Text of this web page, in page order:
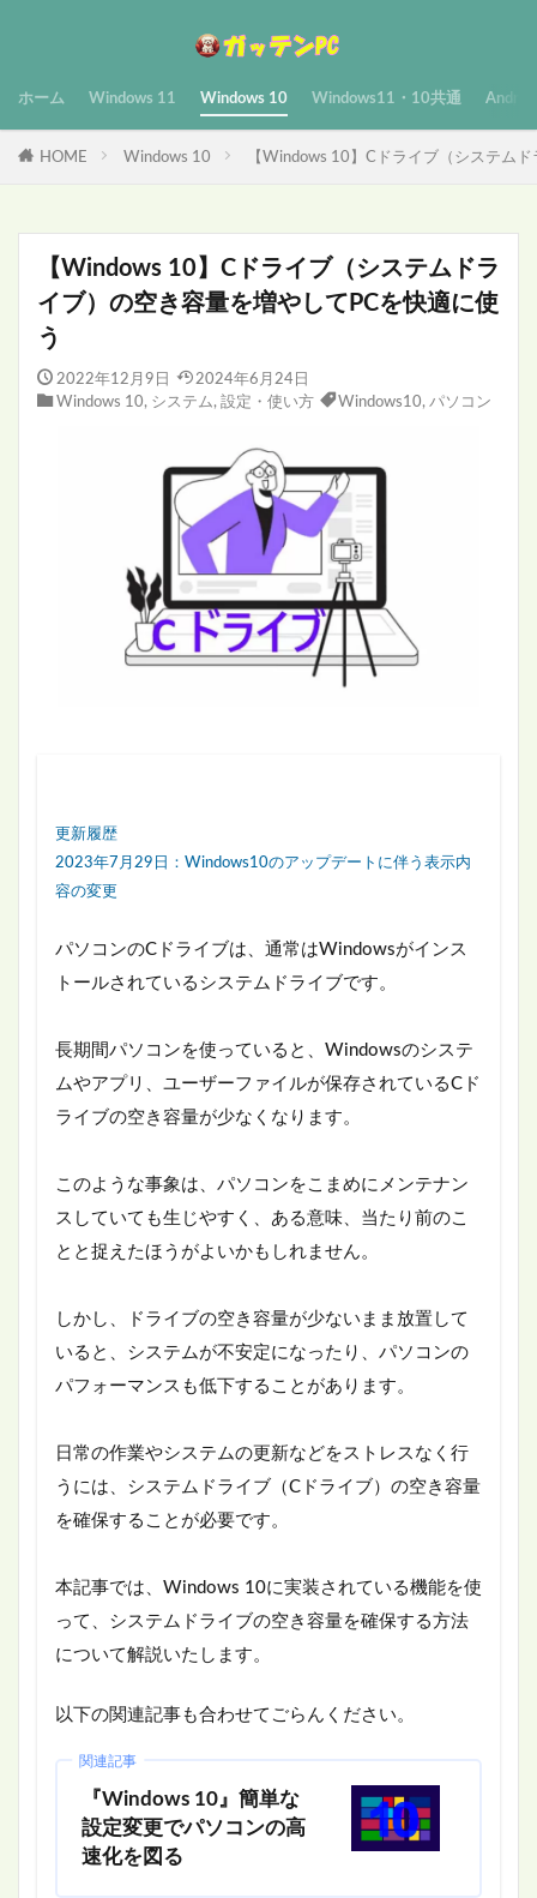
ホーム Windows 11 Windows 10 Windows11・10共通
HOME Windows 10 【Windows 10】Cドライブ（システム
【Windows 10】Cドライブ（システムドラ
イブ）の空き容量を増やしてPCを快適に使
う
2022年12月9日
2024年6月24日
Windows 10, システム , 設定・使い方 Windows10, パソコン
更新履歴
2023年7月29日：Windows10のアップデートに伴う表示内
容の変更
パソコンのCドライブは、通常はWindowsがインス
トールされているシステムドライブです。
長期間パソコンを使っていると、Windowsのシステ
ムやアプリ、ユーザーファイルが保存されているCド
ライブの空き容量が少なくなります。
このような事象は、パソコンをこまめにメンテナン
スしていても生じやすく、ある意味、当たり前のこ
とと捉えたほうがよいかもしれません。
しかし、ドライブの空き容量が少ないまま放置して
いると、システムが不安定になったり、パソコンの
パフォーマンスも低下することがあります。
日常の作業やシステムの更新などをストレスなく行
うには、システムドライブ（Cドライブ）の空き容量
を確保することが必要です。
本記事では、Windows 10に実装されている機能を使
って、システムドライブの空き容量を確保する方法
について解説いたします。
以下の関連記事も合わせてごらんください。
関連記事
『Windows 10』簡単な
設定変更でパソコンの高
速化を図る